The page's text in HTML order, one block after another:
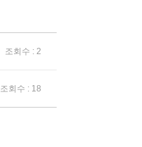
조회수 : 2
조회수 : 18